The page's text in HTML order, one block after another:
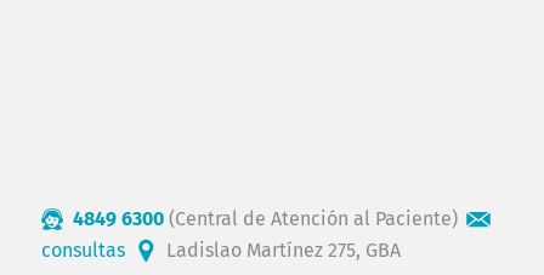
4849 6300 (Central de Atención al Paciente)
consultas
Ladislao Martínez 275, GBA